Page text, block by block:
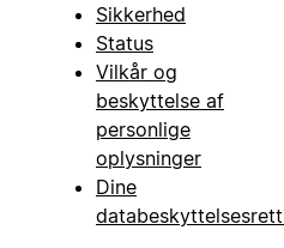
Sikkerhed
Status
Vilkår og
beskyttelse af
personlige
oplysninger
Dine